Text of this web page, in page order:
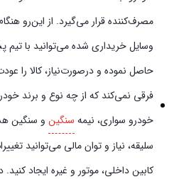
مصرف‌کننده قرار می‌گیرد. از این‌رو
وسایل خریداری شده می‌توانید با تیم
حاصل نموده و در‌صورت‌نیاز، کالا را
فرقی نمی‌کند که از چه نوع و برند
خودرو سواری، نیمه سنگین و سنگین
سلیقه، نیاز و توان مالی می‌توانید
کابین داخلی، موتور و غیره ایجاد